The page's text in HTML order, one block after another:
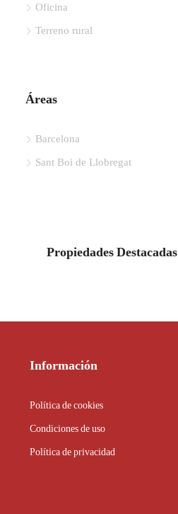
Oficina
Terreno rural
Áreas
Barcelona
Sant Boi de Llobregat
Propiedades Destacadas
Información
Política de cookies
Condiciones de uso
Política de privacidad